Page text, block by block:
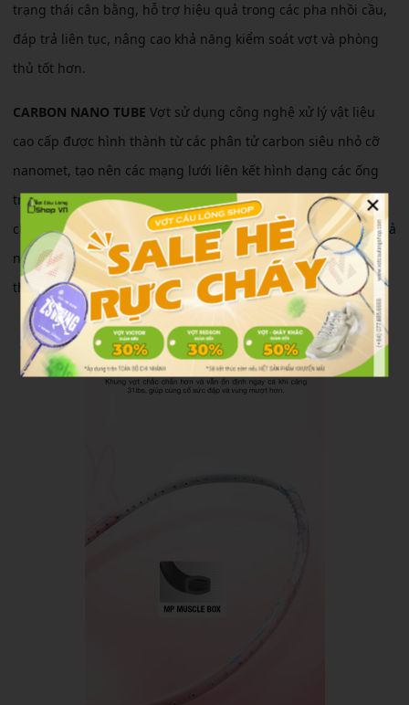
trạng thái cân bằng, hỗ trợ hiệu quả trong các pha nhồi cầu,
đáp trả liên tục, nâng cao khả năng kiểm soát vợt và phòng
thủ tốt hơn.
CARBON NANO TUBE Vợt sử dụng công nghệ xử lý vật liệu
cao cấp được hình thành từ các phân tử carbon siêu nhỏ cỡ
nanomet, tạo nên các mạng lưới liên kết hình dạng các ống
trục carbon. Các ống trục này sẽ được sắp xếp nhiều lớp
chồng chéo lên nhau, cung cấp độ bền, độ cứng cáp cùng khả
năng đàn hồi cao, tăng độ ổn định, chắc chắn và kéo dài tuổi
thọ vợt.
×